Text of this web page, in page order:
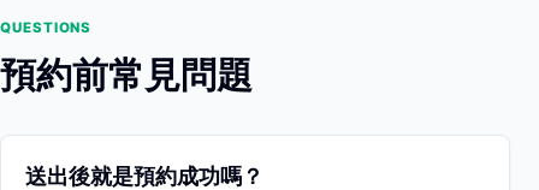
QUESTIONS
預約前常見問題
送出後就是預約成功嗎？